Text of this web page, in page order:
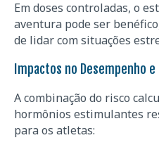
Em doses controladas, o
aventura pode ser
de lidar com situações
Impactos no Desempenho
A combinação do risco
hormônios estimulantes
para os atletas: